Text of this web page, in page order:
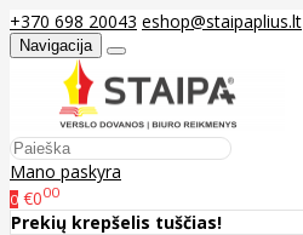
+370 698 20043 eshop@staipaplius.lt
Navigacija
Mano paskyra
0 €000
Prekių krepšelis tuščias!